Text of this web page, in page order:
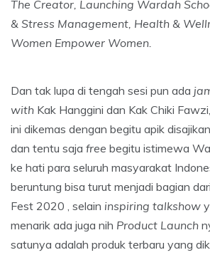
The Creator, Launching Wardah
& Stress Management, Health &
Women Empower Women.
Dan tak lupa di tengah sesi pun ada
with Kak Hanggini dan Kak Chiki
ini dikemas dengan begitu apik
dan tentu saja free begitu istimewa
ke hati para seluruh masyarakat
beruntung bisa turut menjadi bagian
Fest 2020 , selain inspiring talkshow
menarik ada juga nih Product Launch
satunya adalah produk terbaru yang